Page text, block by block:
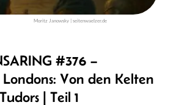
Moritz Janowsky | seitenwaelzer.de
#376 –
Londons: Von den Kelten
| Teil 1